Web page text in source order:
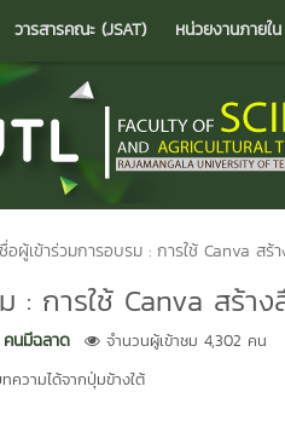
วารสารคณะ (JSAT) หน่วยงานภายใน
อผู้เข้าร่วมการอบรม : การใช้ Canva ส
: การใช้ Canva สร้า
มีฉลาด
จำนวนผู้เข้าชม 4,302 คน
ความได้จากปุ่มข้างใต้